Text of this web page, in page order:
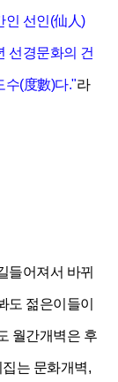
인 선인(仙人)
선경문화의 건
수(度數)다."라
들어져서 바뀌
도 젊은이들이
월간개벽은 후
는 문화개벽,